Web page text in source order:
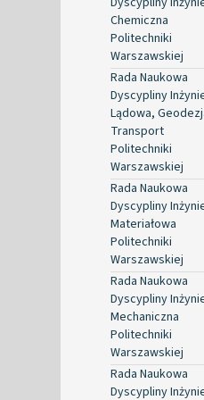
Chemiczna
Politechniki
Warszawskiej
Rada Naukowa
Dyscypliny
Lądowa,
Transport
Politechniki
Warszawskiej
Rada Naukowa
Dyscypliny
Materiałowa
Politechniki
Warszawskiej
Rada Naukowa
Dyscypliny
Mechaniczna
Politechniki
Warszawskiej
Rada Naukowa
Dyscypliny